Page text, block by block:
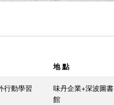
地 點
行動學習
味丹企業+深波圖書
館